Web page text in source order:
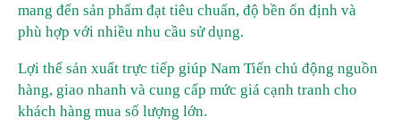
mang đến sản phẩm đạt tiêu chuẩn, độ bền ổn định và
phù hợp với nhiều nhu cầu sử dụng.
Lợi thế sản xuất trực tiếp giúp Nam Tiến chủ động nguồn
hàng, giao nhanh và cung cấp mức giá cạnh tranh cho
khách hàng mua số lượng lớn.